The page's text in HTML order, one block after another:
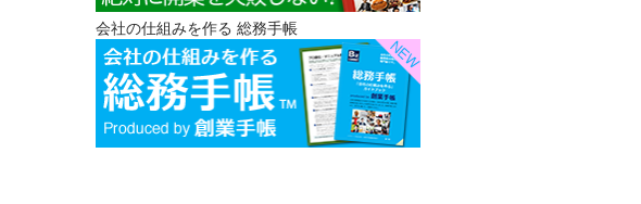
会社の仕組みを作る 総務手帳